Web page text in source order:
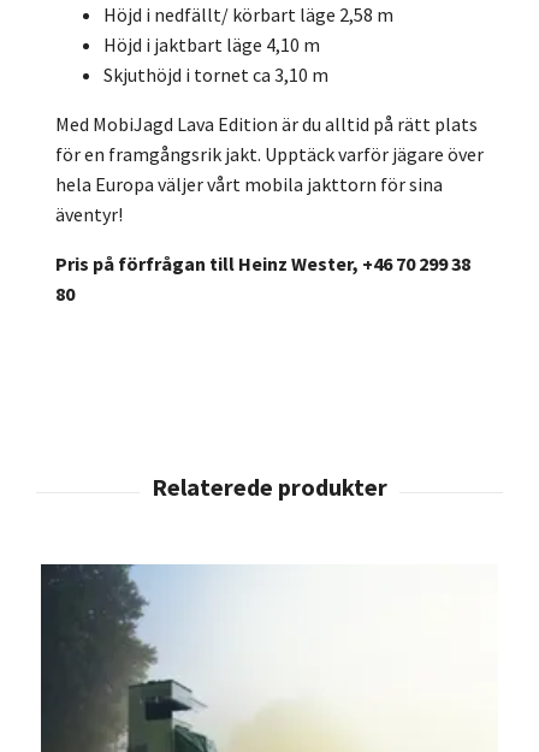
Höjd i nedfällt/ körbart läge 2,58 m
Höjd i jaktbart läge 4,10 m
Skjuthöjd i tornet ca 3,10 m
Med MobiJagd Lava Edition är du alltid på rätt plats
för en framgångsrik jakt. Upptäck varför jägare över
hela Europa väljer vårt mobila jakttorn för sina
äventyr!
Pris på förfrågan till Heinz Wester, +46 70 299 38
80